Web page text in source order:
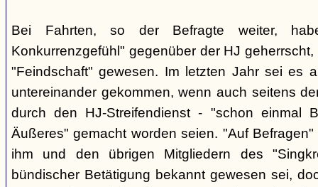
Bei Fahrten, so der Befragte weiter,
Konkurrenzgefühl" gegenüber der HJ
"Feindschaft" gewesen. Im letzten Jahr sei es
untereinander gekommen, wenn auch seitens
durch den HJ-Streifendienst - "schon einmal
Äußeres" gemacht worden seien. "Auf
ihm und den übrigen Mitgliedern des
bündischer Betätigung bekannt gewesen sei,